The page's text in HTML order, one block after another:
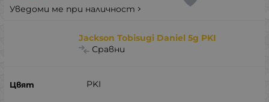
Уведоми ме при наличност
Jackson Tobisugi Daniel 5g PKI
Сравни
PKI